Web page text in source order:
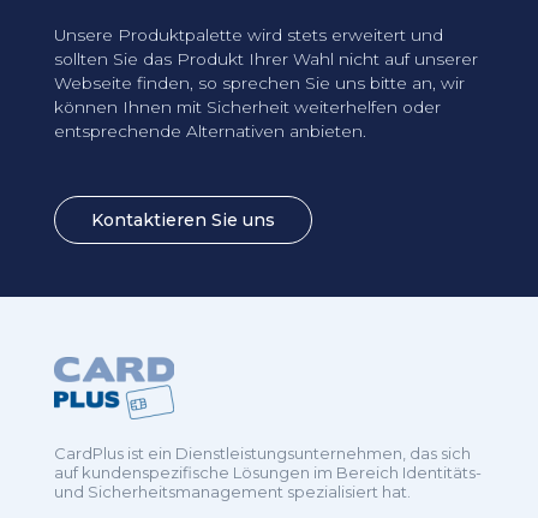
Unsere Produktpalette wird stets erweitert und
sollten Sie das Produkt Ihrer Wahl nicht auf unserer
Webseite finden, so sprechen Sie uns bitte an, wir
können Ihnen mit Sicherheit weiterhelfen oder
entsprechende Alternativen anbieten.
Kontaktieren Sie uns
CardPlus ist ein Dienstleistungsunternehmen, das sich
auf kundenspezifische Lösungen im Bereich Identitäts-
und Sicherheitsmanagement spezialisiert hat.